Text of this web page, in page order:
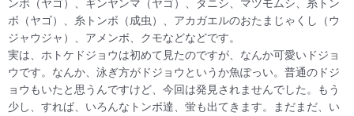
ンボ（ヤゴ）、ギンヤンマ（ヤゴ）、タニシ、マツモムシ、糸トン
ボ（ヤゴ）、糸トンボ（成虫）、アカガエルのおたまじゃくし（ウ
ジャウジャ）、アメンボ、クモなどなどです。
実は、ホトケドジョウは初めて見たのですが、なんか可愛いドジョ
ウです。なんか、泳ぎ方がドジョウというか魚ぽっい。普通のドジ
ョウもいたと思うんですけど、今回は発見されませんでした。もう
少し、すれば、いろんなトンボ達、蛍も出てきます。まだまだ、い